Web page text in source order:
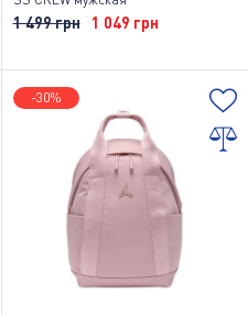
1 499 грн 1 049 грн
-30%